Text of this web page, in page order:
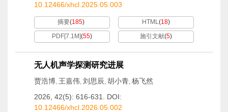
10.12466/xhcl.2025.05.003
摘要(185) HTML(18)
PDF[7.1M](55) 施引文献(5)
无人机声学探测研究进展
贾浩博, 王嘉伟, 刘思辰, 胡小青, 杨飞然
2026, 42(5): 616-631.
DOI:
10.12466/xhcl.2026.05.002